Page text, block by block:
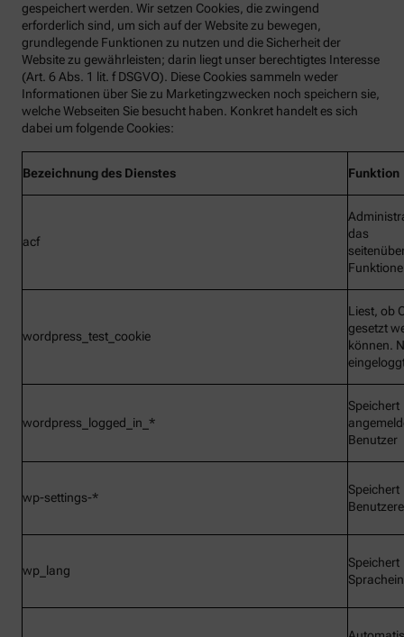
gespeichert werden. Wir setzen Cookies, die zwingend
erforderlich sind, um sich auf der Website zu bewegen,
grundlegende Funktionen zu nutzen und die Sicherheit der
Website zu gewährleisten; darin liegt unser berechtigtes Interesse
(Art. 6 Abs. 1 lit. f DSGVO). Diese Cookies sammeln weder
Informationen über Sie zu Marketingzwecken noch speichern sie,
welche Webseiten Sie besucht haben. Konkret handelt es sich
dabei um folgende Cookies:
Bezeichnungdes Dienstes Funktion
acf
das
wordpress_test_cookie
Liest, ob
gesetzt
können.
wordpress_logged_in_*
Speichert
Benutzer
wp-settings-*
Speichert
wp_lang
Speichert